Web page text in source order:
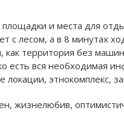
и места для
лесом, а в 8 минутах
территория без
вся необходимая
этнокомплекс,
жизнелюбив,